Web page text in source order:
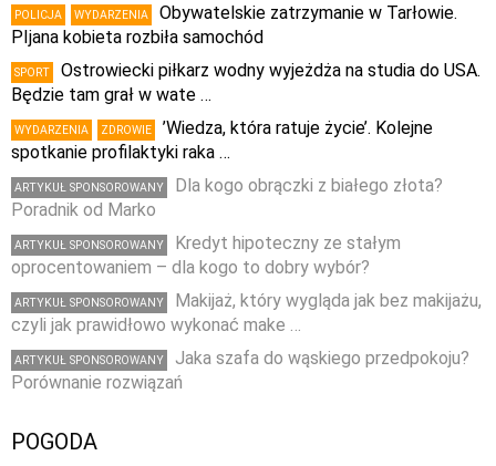
POLICJA WYDARZENIA
Obywatelskie zatrzymanie w Tarłowie.
PIjana kobieta rozbiła samochód
SPORT
Ostrowiecki piłkarz wodny wyjeżdża na studia do USA.
Będzie tam grał w wate …
WYDARZENIA ZDROWIE
’Wiedza, która ratuje życie’. Kolejne
spotkanie profilaktyki raka …
ARTYKUŁ SPONSOROWANY
Dla kogo obrączki z białego złota?
Poradnik od Marko
ARTYKUŁ SPONSOROWANY
Kredyt hipoteczny ze stałym
oprocentowaniem – dla kogo to dobry wybór?
ARTYKUŁ SPONSOROWANY
Makijaż, który wygląda jak bez makijażu,
czyli jak prawidłowo wykonać make …
ARTYKUŁ SPONSOROWANY
Jaka szafa do wąskiego przedpokoju?
Porównanie rozwiązań
POGODA